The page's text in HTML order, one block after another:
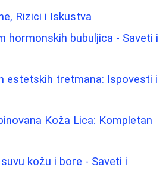
Rizici i Iskustva
hormonskih bubuljica - Saveti i
estetskih tretmana: Ispovesti i
Koža Lica: Kompletan
kožu i bore - Saveti i